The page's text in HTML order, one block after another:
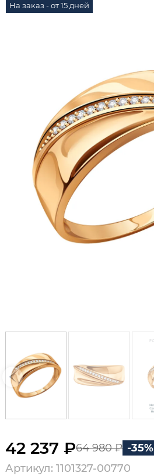
На заказ - от 15 дней
42 237 ₽64 980 ₽ -35%
Артикул: 1101327-00770